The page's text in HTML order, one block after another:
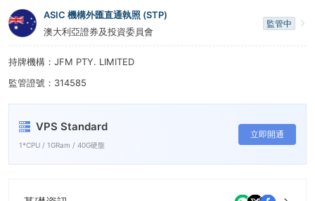
ASIC 機構外匯直通執照 (STP)
澳大利亞證券及投資委員會
監管中
持牌機構：JFM PTY. LIMITED
監管證號：314585
VPS Standard
1*CPU / 1GRam / 40G硬盤
立即開通